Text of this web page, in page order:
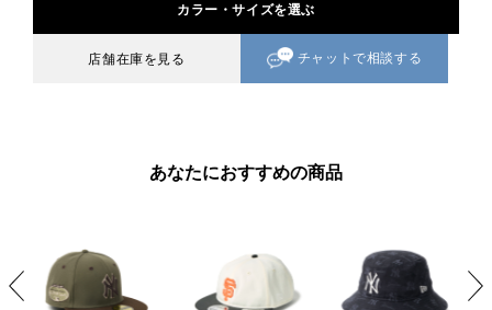
カラー・サイズを選ぶ
店舗在庫を見る チャットで相談する
あなたにおすすめの商品